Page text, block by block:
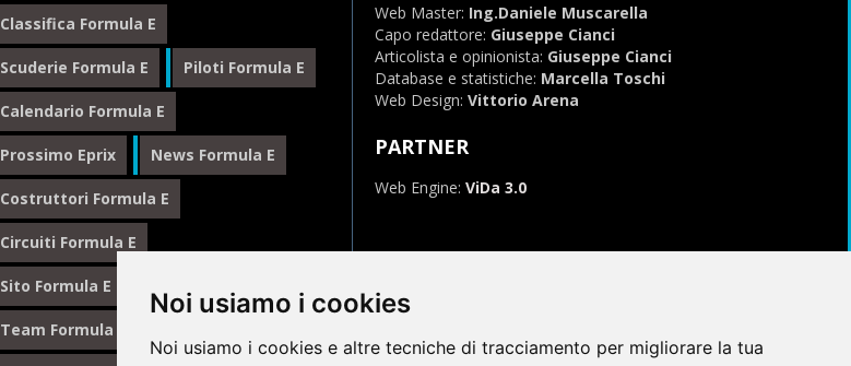
Noi usiamo i cookies
Noi usiamo i cookies e altre tecniche di tracciamento per migliorare la tua
Classifica Formula E
Scuderie Formula E Piloti Formula E
Calendario Formula E
Prossimo Eprix News Formula E
Costruttori Formula E
Circuiti Formula E
Sito Formula E Italiano
Team Formula E
Web Master: Ing.Daniele Muscarella
Capo redattore: Giuseppe Cianci
Articolista e opinionista: Giuseppe Cianci
Database e statistiche: Marcella Toschi
Web Design: Vittorio Arena
PARTNER
Web Engine: ViDa 3.0